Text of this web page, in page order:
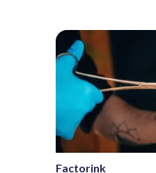
Factorink